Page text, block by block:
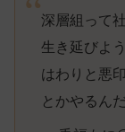
深層組って
生き延びよ
はわりと悪
とかやるん